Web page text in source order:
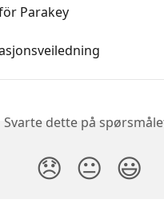
Parakey
Svarte dette på
😞 😐 😃